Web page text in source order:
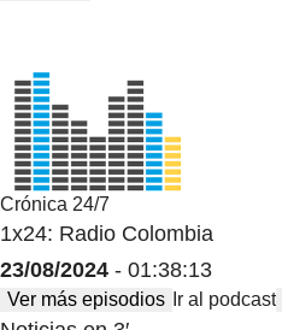
Crónica 24/7
1x24: Radio Colombia
23/08/2024 - 01:38:13
Ver más episodios Ir al podcast